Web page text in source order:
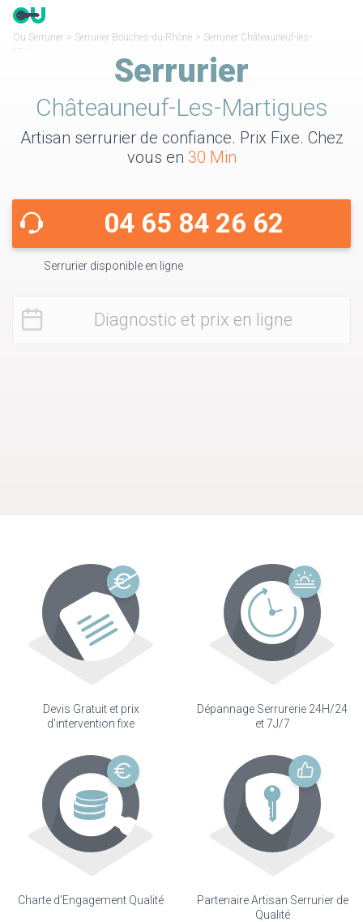
Ou Serrurier > Serrurier Bouches-du-Rhône > Serrurier Châteauneuf-les-
Martigues
Serrurier
Châteauneuf-Les-Martigues
Artisan serrurier de confiance. Prix Fixe. Chez
vous en 30 Min
04 65 84 26 62
Serrurier disponible en ligne
Diagnostic et prix en ligne
Devis Gratuit et prix
d'intervention fixe
Dépannage Serrurerie 24H/24
et 7J/7
Charte d'Engagement Qualité
Partenaire Artisan Serrurier de
Qualité